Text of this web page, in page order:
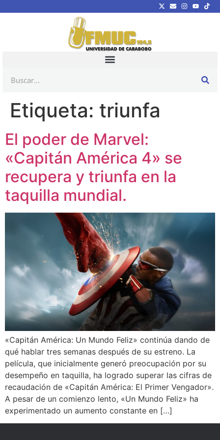
Etiqueta: triunfa
El poder de Marvel:
«Capitán América 4» se
recupera y triunfa en la
taquilla mundial.
«Capitán América: Un Mundo Feliz» continúa dando de
qué hablar tres semanas después de su estreno. La
película, que inicialmente generó preocupación por su
desempeño en taquilla, ha logrado superar las cifras de
recaudación de «Capitán América: El Primer Vengador».
A pesar de un comienzo lento, «Un Mundo Feliz» ha
experimentado un aumento constante en […]